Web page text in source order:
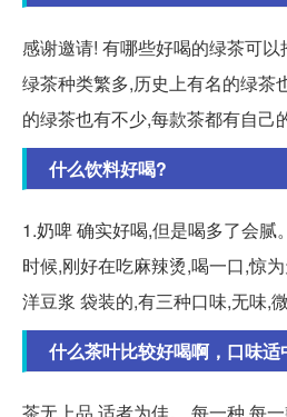
感谢邀请! 有哪些好喝的绿茶可
绿茶种类繁多,历史上有名的绿茶
的绿茶也有不少,每款茶都有自己
什么饮料好喝?
1.奶啤 确实好喝,但是喝多了会腻
时候,刚好在吃麻辣烫,喝一口,惊
洋豆浆 袋装的,有三种口味,无味,微
什么茶叶比较好喝啊，口味适